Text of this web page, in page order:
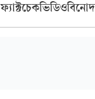
ফ্যাক্টচেকভিডিও